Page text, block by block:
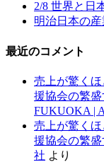
2/8 世界と日
明治日本の
最近のコメント
売上が驚くほ
援協会の繁
FUKUOKA |
売上が驚くほ
援協会の繁
社 より